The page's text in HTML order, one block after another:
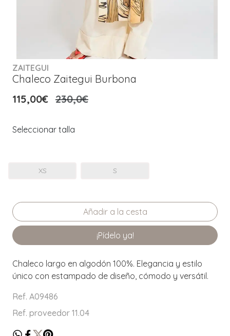
ZAITEGUI
Chaleco Zaitegui Burbona
115,00€ 230,0€
Seleccionar talla
XS S
¡Pídelo ya!
Chaleco largo en algodón 100%. Elegancia y estilo
único con estampado de diseño, cómodo y versátil.
Ref. A09486
Ref. proveedor 11.04